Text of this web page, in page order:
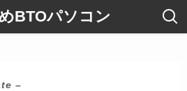
BTOパソコン
–